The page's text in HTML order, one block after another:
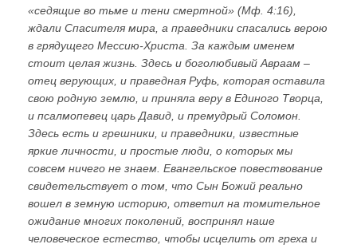
«седящие во тьме и тени смертной» (Мф. 4:16),
ждали Спасителя мира, а праведники спасались верою
в грядущего Мессию-Христа. За каждым именем
стоит целая жизнь. Здесь и боголюбивый Авраам –
отец верующих, и праведная Руфь, которая оставила
свою родную землю, и приняла веру в Единого Творца,
и псалмопевец царь Давид, и премудрый Соломон.
Здесь есть и грешники, и праведники, известные
яркие личности, и простые люди, о которых мы
совсем ничего не знаем. Евангельское повествование
свидетельствует о том, что Сын Божий реально
вошел в земную историю, ответил на томительное
ожидание многих поколений, воспринял наше
человеческое естество, чтобы исцелить от греха и